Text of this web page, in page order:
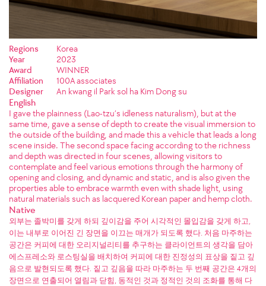
Regions
Korea
Year
2023
Award
WINNER
Affiliation
100A associates
Designer
An kwang il Park sol ha Kim Dong su
English
I gave the plainness (Lao-tzu’s idleness naturalism), but at the
same time, gave a sense of depth to create the visual immersion to
the outside of the building, and made this a vehicle that leads a long
scene inside. The second space facing according to the richness
and depth was directed in four scenes, allowing visitors to
contemplate and feel various emotions through the harmony of
opening and closing, and dynamic and static, and is also given the
properties able to embrace warmth even with shade light, using
natural materials such as lacquered Korean paper and hemp cloth.
Native
외부는 졸박미를 갖게 하되 깊이감을 주어 시각적인 몰입감을 갖게 하고,
이는 내부로 이어진 긴 장면을 이끄는 매개가 되도록 했다. 처음 마주하는
공간은 커피에 대한 오리지널리티를 추구하는 클라이언트의 생각을 담아
에스프레소와 로스팅실을 배치하여 커피에 대한 진정성의 표상을 짙고 깊
음으로 발현되도록 했다. 짙고 깊음을 따라 마주하는 두 번째 공간은 4개의
장면으로 연출되어 열림과 닫힘, 동적인 것과 정적인 것의 조화를 통해 다